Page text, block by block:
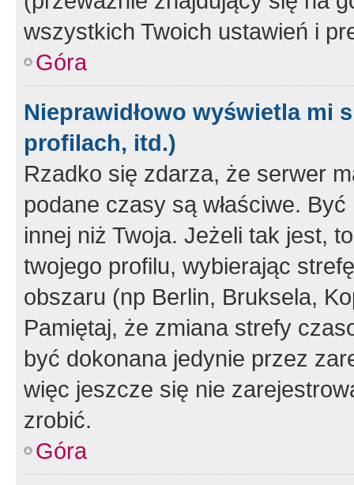
wszystkich Twoich ustawień i
Góra
Nieprawidłowo wyświetla mi
profilach, itd.)
Rzadko się zdarza, że serwer
podane czasy są właściwe.
innej niż Twoja. Jeżeli tak jest,
twojego profilu, wybierając
obszaru (np Berlin, Bruksela,
Pamiętaj, że zmiana strefy
być dokonana jedynie przez
więc jeszcze się nie
zrobić.
Góra